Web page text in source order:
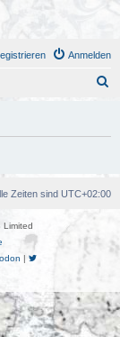
Anmelden
Zeiten sind UTC+02:00
Limited
|